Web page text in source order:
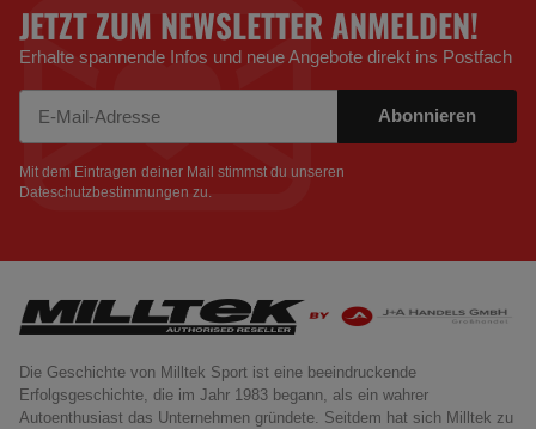
JETZT ZUM NEWSLETTER ANMELDEN!
Erhalte spannende Infos und neue Angebote direkt ins Postfach
Abonnieren
Mit dem Eintragen deiner Mail stimmst du unseren
Dateschutzbestimmungen zu.
Die Geschichte von Milltek Sport ist eine beeindruckende
Erfolgsgeschichte, die im Jahr 1983 begann, als ein wahrer
Autoenthusiast das Unternehmen gründete. Seitdem hat sich Milltek zu